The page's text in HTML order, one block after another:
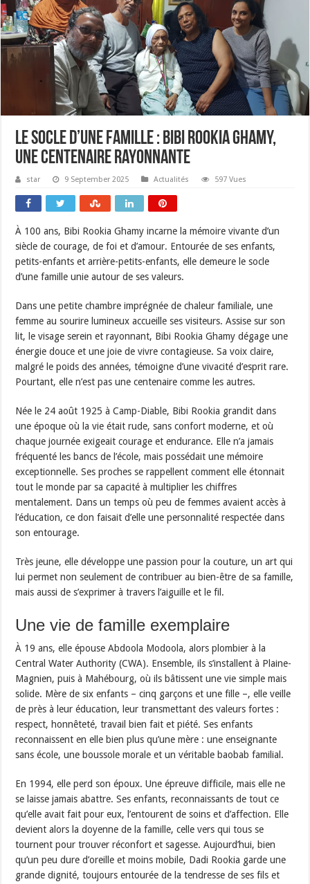
Le socle d’une famille : Bibi Rookia Ghamy,
une centenaire rayonnante
star 9 September 2025 Actualités 597 Vues
À 100 ans, Bibi Rookia Ghamy incarne la mémoire vivante d’un
siècle de courage, de foi et d’amour. Entourée de ses enfants,
petits-enfants et arrière-petits-enfants, elle demeure le socle
d’une famille unie autour de ses valeurs.
Dans une petite chambre imprégnée de chaleur familiale, une
femme au sourire lumineux accueille ses visiteurs. Assise sur son
lit, le visage serein et rayonnant, Bibi Rookia Ghamy dégage une
énergie douce et une joie de vivre contagieuse. Sa voix claire,
malgré le poids des années, témoigne d’une vivacité d’esprit rare.
Pourtant, elle n’est pas une centenaire comme les autres.
Née le 24 août 1925 à Camp-Diable, Bibi Rookia grandit dans
une époque où la vie était rude, sans confort moderne, et où
chaque journée exigeait courage et endurance. Elle n’a jamais
fréquenté les bancs de l’école, mais possédait une mémoire
exceptionnelle. Ses proches se rappellent comment elle étonnait
tout le monde par sa capacité à multiplier les chiffres
mentalement. Dans un temps où peu de femmes avaient accès à
l’éducation, ce don faisait d’elle une personnalité respectée dans
son entourage.
Très jeune, elle développe une passion pour la couture, un art qui
lui permet non seulement de contribuer au bien-être de sa famille,
mais aussi de s’exprimer à travers l’aiguille et le fil.
Une vie de famille exemplaire
À 19 ans, elle épouse Abdoola Modoola, alors plombier à la
Central Water Authority (CWA). Ensemble, ils s’installent à Plaine-
Magnien, puis à Mahébourg, où ils bâtissent une vie simple mais
solide. Mère de six enfants – cinq garçons et une fille –, elle veille
de près à leur éducation, leur transmettant des valeurs fortes :
respect, honnêteté, travail bien fait et piété. Ses enfants
reconnaissent en elle bien plus qu’une mère : une enseignante
sans école, une boussole morale et un véritable baobab familial.
En 1994, elle perd son époux. Une épreuve difficile, mais elle ne
se laisse jamais abattre. Ses enfants, reconnaissants de tout ce
qu’elle avait fait pour eux, l’entourent de soins et d’affection. Elle
devient alors la doyenne de la famille, celle vers qui tous se
tournent pour trouver réconfort et sagesse. Aujourd’hui, bien
qu’un peu dure d’oreille et moins mobile, Dadi Rookia garde une
grande dignité, toujours entourée de la tendresse de ses fils et